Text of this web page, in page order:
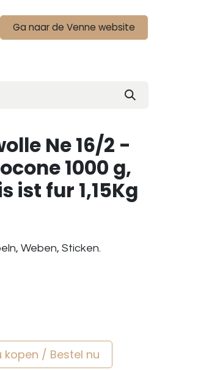
Ga naar de Venne website
Ne 16/2 -
1000 g,
ist fur 1,15Kg
Weben, Sticken.
kopen / Bestel nu